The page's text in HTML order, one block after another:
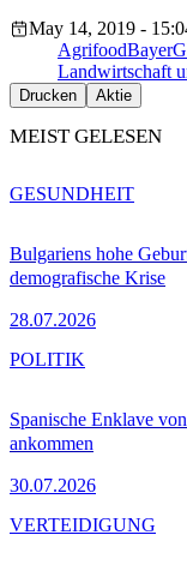
May 14, 2019 -
AgrifoodBayer
Landwirtschaft
Drucken Aktie
MEIST GELESEN
Bulgariens hohe
demografische Krise
28.07.2026
GESUNDHEIT
Spanische Enklave
ankommen
30.07.2026
POLITIK
VERTEIDIGUNG